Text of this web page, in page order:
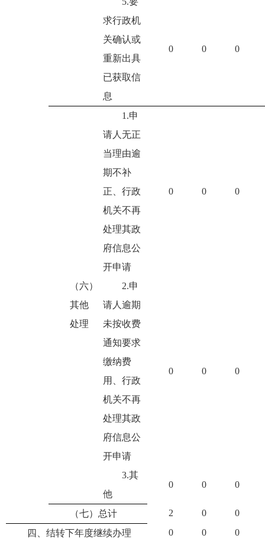
求行政机
关确认或
重新出具
已获取信
息
0 0 0
（六）
其他
处理
1.申
请人无正
当理由逾
期不补
正、行政
机关不再
处理其政
府信息公
开申请
0 0 0
2.申
请人逾期
未按收费
通知要求
缴纳费
用、行政
机关不再
处理其政
府信息公
开申请
0 0 0
3.其
他
0 0 0
（七）总计 2 0
0
四、结转下年度继续办理
0 0
0